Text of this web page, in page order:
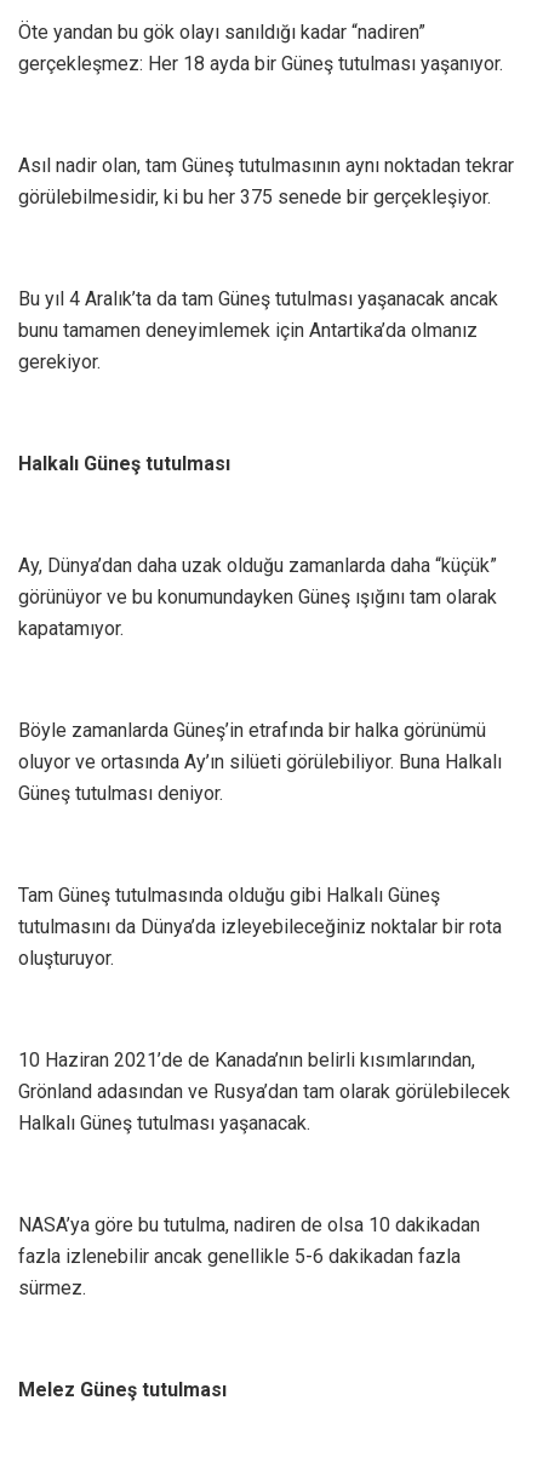
Öte yandan bu gök olayı sanıldığı kadar “nadiren”
gerçekleşmez: Her 18 ayda bir Güneş tutulması yaşanıyor.
Asıl nadir olan, tam Güneş tutulmasının aynı noktadan tekrar
görülebilmesidir, ki bu her 375 senede bir gerçekleşiyor.
Bu yıl 4 Aralık’ta da tam Güneş tutulması yaşanacak ancak
bunu tamamen deneyimlemek için Antartika’da olmanız
gerekiyor.
Halkalı Güneş tutulması
Ay, Dünya’dan daha uzak olduğu zamanlarda daha “küçük”
görünüyor ve bu konumundayken Güneş ışığını tam olarak
kapatamıyor.
Böyle zamanlarda Güneş’in etrafında bir halka görünümü
oluyor ve ortasında Ay’ın silüeti görülebiliyor. Buna Halkalı
Güneş tutulması deniyor.
Tam Güneş tutulmasında olduğu gibi Halkalı Güneş
tutulmasını da Dünya’da izleyebileceğiniz noktalar bir rota
oluşturuyor.
10 Haziran 2021’de de Kanada’nın belirli kısımlarından,
Grönland adasından ve Rusya’dan tam olarak görülebilecek
Halkalı Güneş tutulması yaşanacak.
NASA’ya göre bu tutulma, nadiren de olsa 10 dakikadan
fazla izlenebilir ancak genellikle 5-6 dakikadan fazla
sürmez.
Melez Güneş tutulması